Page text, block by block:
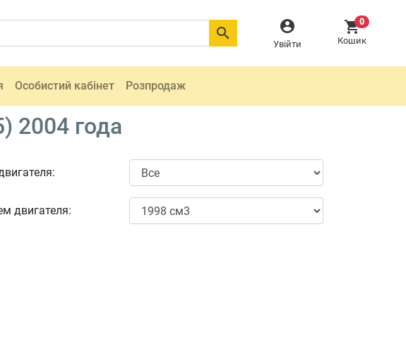

Увійти
0
Кошик

Особистий кабінет Розпродаж
2004 года
двигателя: